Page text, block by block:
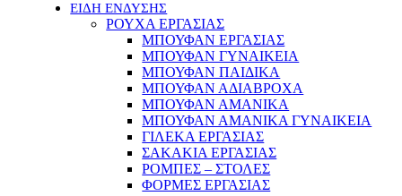
ΕΙΔΗ ΕΝΔΥΣΗΣ
ΡΟΥΧΑ ΕΡΓΑΣΙΑΣ
ΜΠΟΥΦΑΝ ΕΡΓΑΣΙΑΣ
ΜΠΟΥΦΑΝ ΓΥΝΑΙΚΕΙΑ
ΜΠΟΥΦΑΝ ΠΑΙΔΙΚΑ
ΜΠΟΥΦΑΝ ΑΔΙΑΒΡΟΧΑ
ΜΠΟΥΦΑΝ ΑΜΑΝΙΚΑ
ΜΠΟΥΦΑΝ ΑΜΑΝΙΚΑ ΓΥΝΑΙΚΕΙΑ
ΓΙΛΕΚΑ ΕΡΓΑΣΙΑΣ
ΣΑΚΑΚΙΑ ΕΡΓΑΣΙΑΣ
ΡΟΜΠΕΣ – ΣΤΟΛΕΣ
ΦΟΡΜΕΣ ΕΡΓΑΣΙΑΣ